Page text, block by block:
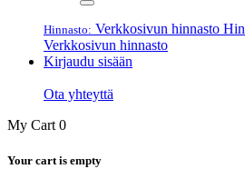
Hinnasto: Verkkosivun hinnasto
Verkkosivun hinnasto
Kirjaudu sisään
Ota yhteyttä
My Cart 0
Your cart is empty